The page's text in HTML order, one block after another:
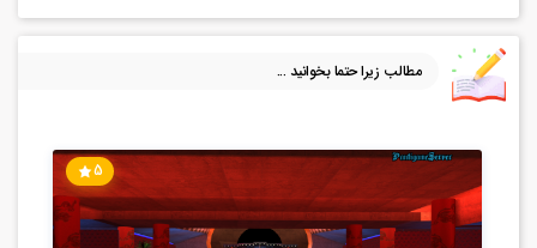
مطالب زیرا حتما بخوانید ...
5